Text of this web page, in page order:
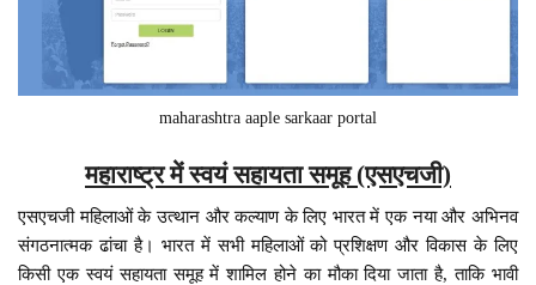
maharashtra aaple sarkaar portal
महाराष्ट्र में स्वयं सहायता समूह (एसएचजी)
एसएचजी महिलाओं के उत्थान और कल्याण के लिए भारत में एक नया और अभिनव
संगठनात्मक ढांचा है। भारत में सभी महिलाओं को प्रशिक्षण और विकास के लिए
किसी एक स्वयं सहायता समूह में शामिल होने का मौका दिया जाता है, ताकि भावी